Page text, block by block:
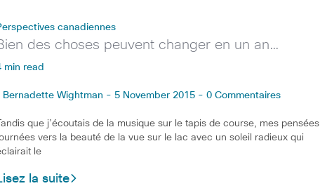
canadiennes
des choses peuvent changer en un an…
min read
Bernadette Wightman - 5 November 2015 - 0 Commentaires
que j’écoutais de la musique sur le tapis de course, mes pensées
vers la beauté de la vue sur le lac avec un soleil radieux qui
le
la suite